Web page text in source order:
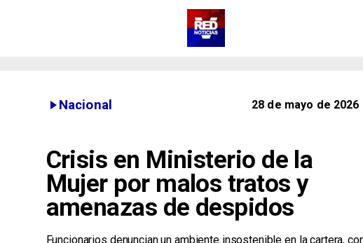
Nacional 28 de mayo de 2026
Crisis en Ministerio de la
Mujer por malos tratos y
amenazas de despidos
Funcionarios denuncian un ambiente insostenible en la cartera,